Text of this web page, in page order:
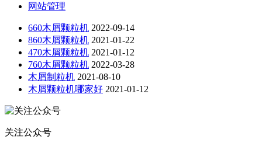
网站管理
660木屑颗粒机 2022-09-14
860木屑颗粒机 2021-01-22
470木屑颗粒机 2021-01-12
760木屑颗粒机 2022-03-28
木屑制粒机 2021-08-10
木屑颗粒机哪家好 2021-01-12
关注公众号